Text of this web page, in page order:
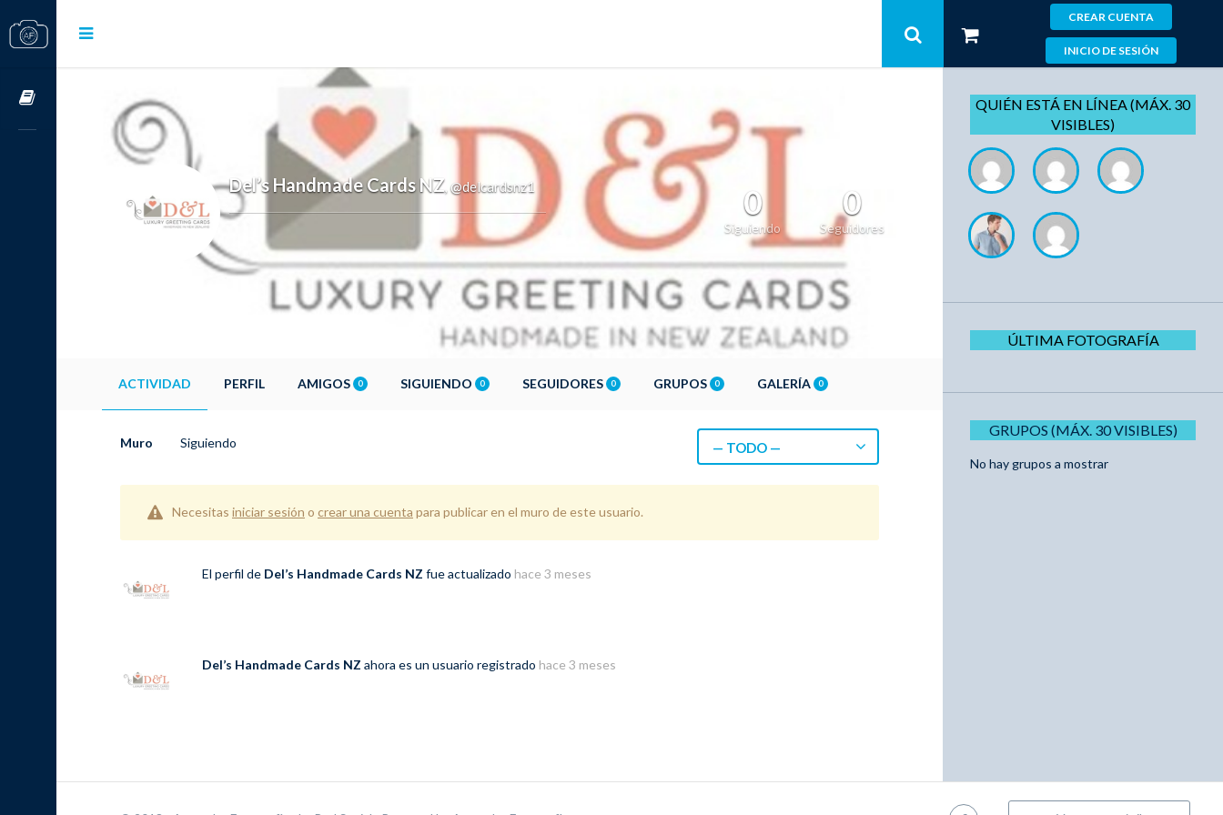
CREAR CUENTA
INICIO DE SESIÓN
Cursos OnLine
Del’s Handmade Cards NZ @delcardsnz1 0
Siguiendo
0
Seguidores
ACTIVIDAD PERFIL AMIGOS 0 SIGUIENDO 0 SEGUIDORES 0 GRUPOS 0 GALERÍA 0
Muro Siguiendo — TODO —
Necesitas iniciar sesión o crear una cuenta para publicar en el muro de este usuario.
El perfil de Del’s Handmade Cards NZ fue actualizado hace 3 meses
Del’s Handmade Cards NZ ahora es un usuario registrado hace 3 meses
QUIÉN ESTÁ EN LÍNEA (MÁX. 30
VISIBLES)
ÚLTIMA FOTOGRAFÍA
GRUPOS (MÁX. 30 VISIBLES)
No hay grupos a mostrar